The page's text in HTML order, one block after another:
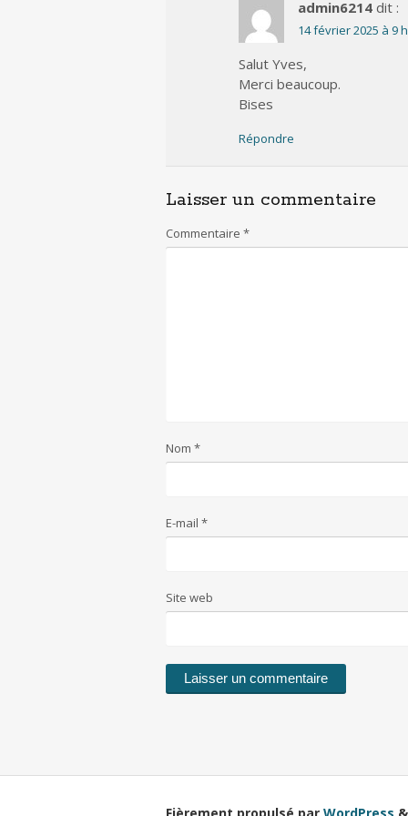
admin6214 dit :
14 février 2025 à 9
Salut Yves,
Merci beaucoup.
Bises
Répondre
Laisser un commentaire
Commentaire *
Nom *
E-mail *
Site web